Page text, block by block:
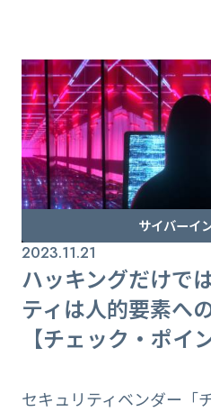
サイバーイ
2023.11.21
ハッキングだけで
ティは人的要素へ
【チェック・ポイ
セキュリティベンダー「